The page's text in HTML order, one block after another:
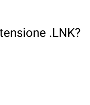
.LNK?